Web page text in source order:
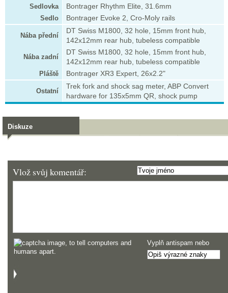
Sedlovka
Bontrager Rhythm Elite, 31.6mm
Sedlo
Bontrager Evoke 2, Cro-Moly rails
Nába přední
DT Swiss M1800, 32 hole, 15mm front hub,
142x12mm rear hub, tubeless compatible
Nába zadní
DT Swiss M1800, 32 hole, 15mm front hub,
142x12mm rear hub, tubeless compatible
Pláště
Bontrager XR3 Expert, 26x2.2"
Ostatní
Trek fork and shock sag meter, ABP Convert
hardware for 135x5mm QR, shock pump
Diskuze
Vlož svůj komentář:
Vyplň antispam nebo